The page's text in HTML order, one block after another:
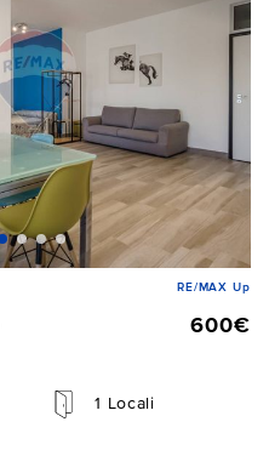
RE/MAX Up
600€
1 Locali